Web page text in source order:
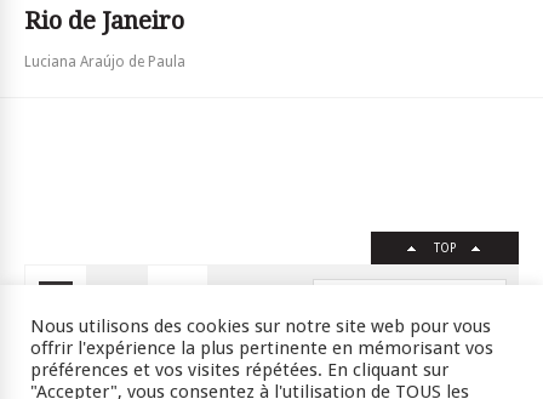
Rio de Janeiro
Luciana Araújo de Paula
TOP
Crédits RSS Plan du site
Nous utilisons des cookies sur notre site web pour vous
offrir l'expérience la plus pertinente en mémorisant vos
préférences et vos visites répétées. En cliquant sur
"Accepter", vous consentez à l'utilisation de TOUS les